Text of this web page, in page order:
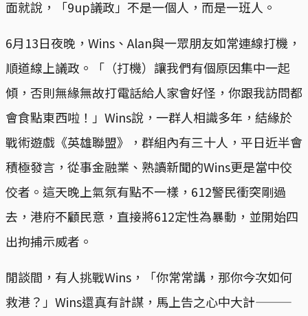
面就說，「9up議政」不是一個人，而是一班人。
6月13日夜晚，Wins、Alan與一眾朋友如常連線打機，
順道線上議政。「（打機）讓我們有個原因集中一起
傾，否則無緣無故打電話給人家會好怪，你跟我訪問都
會食點東西啦！」Wins說，一群人相識多年，結緣於
戰術遊戲《英雄聯盟》，群組內有三十人，平日近半會
積極發言，從事金融業、熟讀新聞的Wins更是當中佼
佼者。這天晚上氣氛有點不一樣，612警民衝突剛過
去，港府不顧民意，直接將612定性為暴動，並開始四
出拘捕示威者。
閒談間，有人挑戰Wins，「你常常講，那你今次如何
救港？」Wins還真有計謀，馬上告之心中大計———